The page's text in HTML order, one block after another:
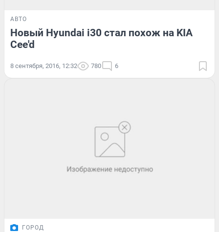
АВТО
Новый Hyundai i30 стал похож на KIA
Cee'd
8 сентября, 2016, 12:32 780 6
ГОРОД